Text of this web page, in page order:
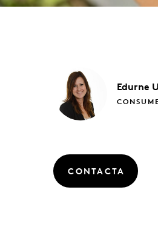
Edurne
CONTACTA